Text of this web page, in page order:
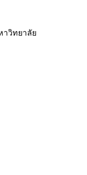
าวิทยาลัย